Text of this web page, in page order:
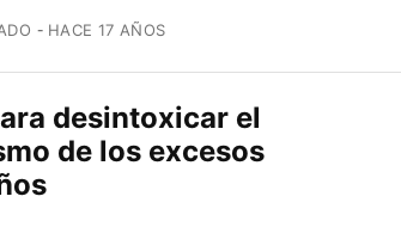
HACE 17 AÑOS
desintoxicar el
de los excesos